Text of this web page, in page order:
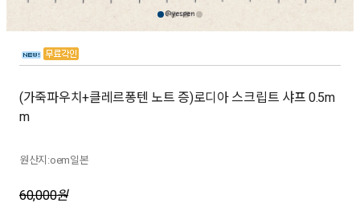
(가죽파우치+클레르퐁텐 노트 증)로디아 스크립트 샤프 0.5m
m
원산지:oem일본
60,000원